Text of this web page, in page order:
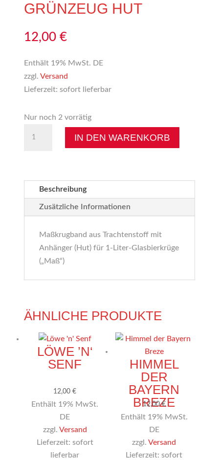
GRÜNZEUG HUT
12,00 €
Enthält 19% MwSt. DE
zzgl. Versand
Lieferzeit: sofort lieferbar
Nur noch 2 vorrätig
IN DEN WARENKORB
Beschreibung
Zusätzliche Informationen
Maßkrugband aus Trachtenstoff mit
Anhänger (Hut) für 1-Liter-Glasbierkrüge
(„Maß“)
ÄHNLICHE PRODUKTE
LÖWE ’N‘
SENF
12,00€
Enthält 19% MwSt.
DE
zzgl. Versand
Lieferzeit: sofort
lieferbar
HIMMEL
DER
BAYERN
BREZE
12,00€
Enthält 19% MwSt.
DE
zzgl.Versand
Lieferzeit: sofort